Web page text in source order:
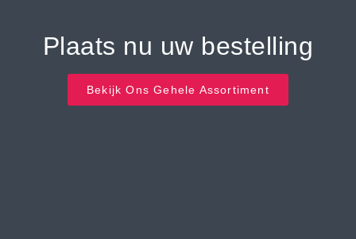
Plaats nu uw bestelling
Bekijk Ons Gehele Assortiment